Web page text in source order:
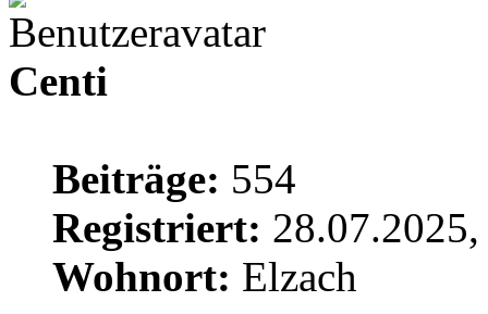
Centi
Beiträge: 554
Registriert:
Wohnort: Elzach